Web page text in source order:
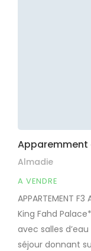
Apparemment
Almadie
A VENDRE
APPARTEMENT
King Fahd
avec salles
séjour donnant